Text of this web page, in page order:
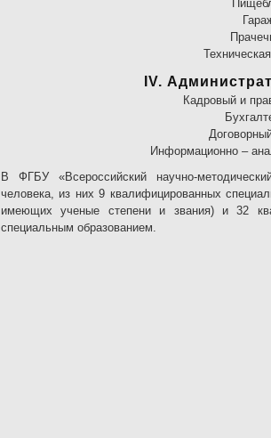
IV.
Кадровый и
Информационно –
В ФГБУ «Всероссийский научно-
человека, из них 9 квалифицированных
имеющих ученые степени и звания) и 32
специальным образованием.